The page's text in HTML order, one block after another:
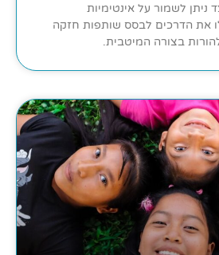
ניתן לשמור על אינטימיות
את הדרכים לבסס שותפות חזקה
בצורה המיטבית.